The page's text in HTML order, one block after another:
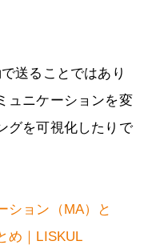
送ることではあり
ュニケーションを変
グを可視化したりで
ション（MA）と
め｜LISKUL